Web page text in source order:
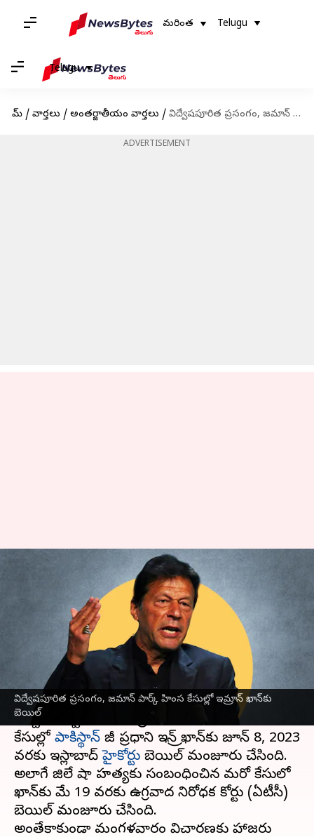
మరింత Telugu
Telugu
హోమ్ / వార్తలు / అంతర్జాతీయం వార్తలు / విద్వేషపూరిత ప్రసంగం, జమాన్ పార్క్ హింస కేసుల్లో ఇమ్రాన్ ఖాన్‌కు బెయిల్
ADVERTISEMENT
విద్వేషపూరిత ప్రసంగం, జమాన్ పార్క్ హింస కేసుల్లో ఇమ్రాన్ ఖాన్‌కు
బెయిల్
విద్వేషపూరిత ప్రసంగం, జమాన్ పార్క్
హింస కేసుల్లో ఇమ్రాన్ ఖాన్‌కు
బెయిల్
May 16, 2023 02:52 pm
ఈ వార్తాకథనం ఏంటి
జమాన్ పార్క్ వెలుపల హింస, ప్రభుత్వ సంస్థలపై ఆయన
ఇచ్చిన విద్వేష పూరిత ప్రసంగానికి సంబంధించిన
కేసుల్లో పాకిస్థాన్ మాజీ ప్రధాని ఇమ్రాన్ ఖాన్‌కు జూన్ 8, 2023
వరకు ఇస్లామాబాద్హైకోర్టు బెయిల్ మంజూరు చేసింది.
అలాగే జిలే షా హత్యకు సంబంధించిన మరో కేసులో
ఖాన్‌కు మే 19 వరకు ఉగ్రవాద నిరోధక కోర్టు (ఏటీసీ)
బెయిల్ మంజూరు చేసింది.
అంతేకాకుండా మంగళవారం విచారణకు హాజరు